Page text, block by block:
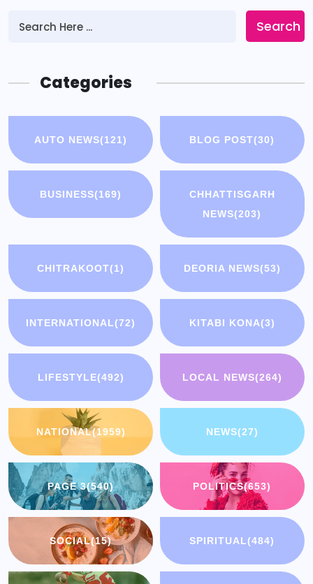
Search
Categories
AUTO NEWS(121) BLOG POST(30)
BUSINESS(169)
CHHATTISGARH
NEWS(203)
CHITRAKOOT(1) DEORIA NEWS(53)
INTERNATIONAL(72) KITABI KONA(3)
LIFESTYLE(492) LOCAL NEWS(264)
NATIONAL(1959) NEWS(27)
PAGE 3(540) POLITICS(653)
SOCIAL(15) SPIRITUAL(484)